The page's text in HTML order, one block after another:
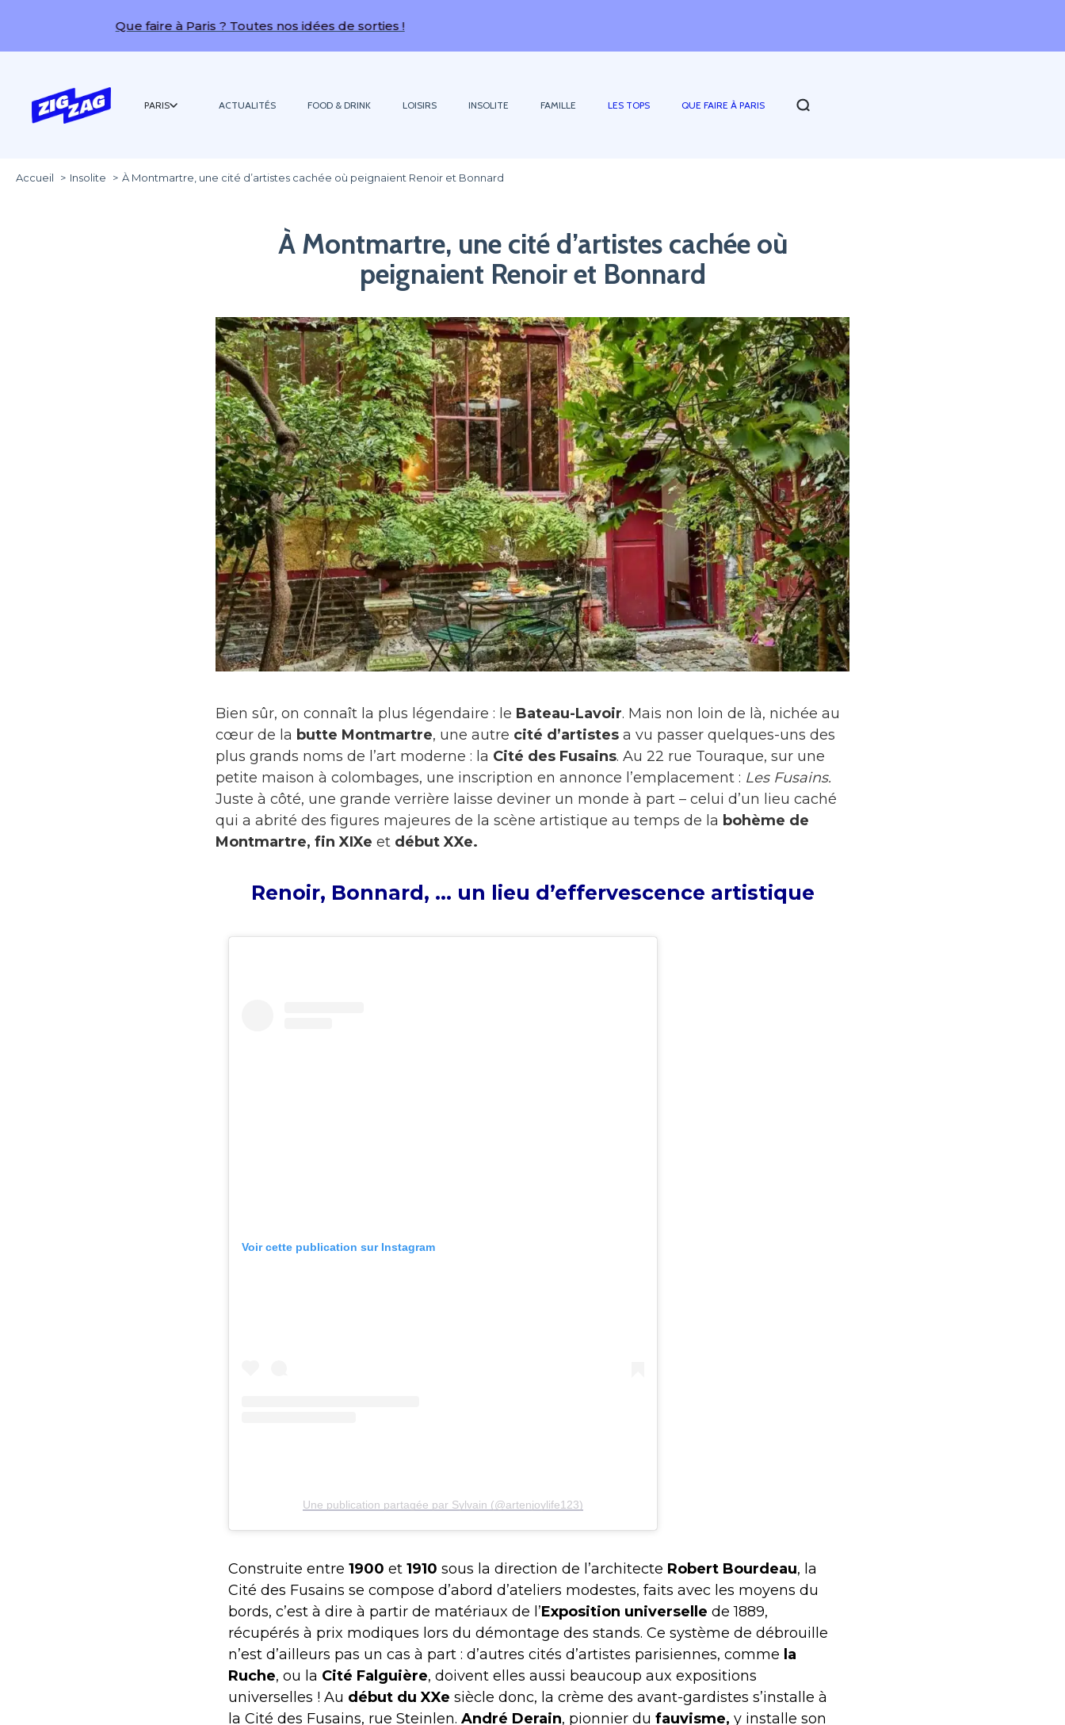
Que faire à Paris ? Toutes nos idées de sorties !
PARIS ACTUALITÉS FOOD & DRINK LOISIRS INSOLITE FAMILLE LES TOPS QUE FAIRE À PARIS
Accueil Insolite À Montmartre, une cité d’artistes cachée où peignaient Renoir et Bonnard
À Montmartre, une cité d’artistes cachée où
peignaient Renoir et Bonnard
Bien sûr, on connaît la plus légendaire : le Bateau-Lavoir. Mais non loin de là, nichée au
cœur de la butte Montmartre, une autre cité d’artistes a vu passer quelques-uns des
plus grands noms de l’art moderne : la Cité des Fusains. Au 22 rue Touraque, sur une
petite maison à colombages, une inscription en annonce l’emplacement : Les Fusains.
Juste à côté, une grande verrière laisse deviner un monde à part – celui d’un lieu caché
qui a abrité des figures majeures de la scène artistique au temps de la bohème de
Montmartre, fin XIXe et début XXe.
Renoir, Bonnard, … un lieu d’effervescence artistique
Voir cette publication sur Instagram
Une publication partagée par Sylvain (@artenjoylife123)
Construite entre 1900 et 1910 sous la direction de l’architecte Robert Bourdeau, la
Cité des Fusains se compose d’abord d’ateliers modestes, faits avec les moyens du
bords, c’est à dire à partir de matériaux de l’Exposition universelle de 1889,
récupérés à prix modiques lors du démontage des stands. Ce système de débrouille
n’est d’ailleurs pas un cas à part : d’autres cités d’artistes parisiennes, comme la
Ruche, ou la Cité Falguière, doivent elles aussi beaucoup aux expositions
universelles ! Au début du XXe siècle donc, la crème des avant-gardistes s’installe à
la Cité des Fusains, rue Steinlen. André Derain, pionnier du fauvisme, y installe son